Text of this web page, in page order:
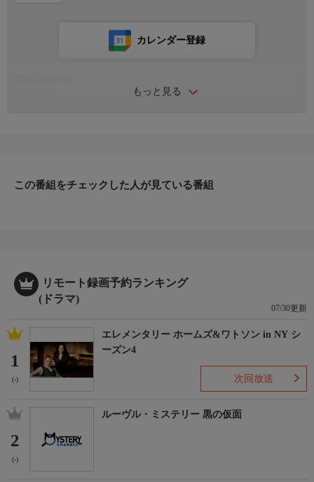
もっと見る
カレンダー登録
ンで殺される。あまりにはっきりと残された指紋と靴跡の意味に
この番組をチェックした人が見ている番組
リモート録画予約ランキング
(ドラマ)
07/30更新
1
(-)
エレメンタリー ホームズ&ワトソン in NY シ
ーズン4
次回放送
2
(-)
ルーヴル・ミステリー 黒の仮面